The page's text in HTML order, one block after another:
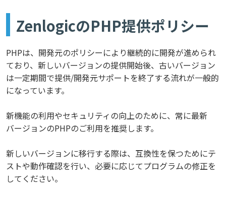
ZenlogicのPHP提供ポリシー
PHPは、開発元のポリシーにより継続的に開発が進められ
ており、新しいバージョンの提供開始後、古いバージョン
は一定期間で提供/開発元サポートを終了する流れが一般的
になっています。
新機能の利用やセキュリティの向上のために、常に最新
バージョンのPHPのご利用を推奨します。
新しいバージョンに移行する際は、互換性を保つためにテ
ストや動作確認を行い、必要に応じてプログラムの修正を
してください。